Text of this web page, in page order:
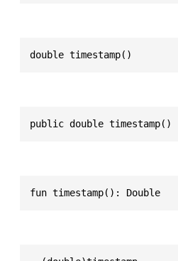
double timestamp()
public double timestamp()
fun timestamp(): Double